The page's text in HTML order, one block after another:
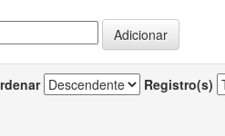
Registro(s)